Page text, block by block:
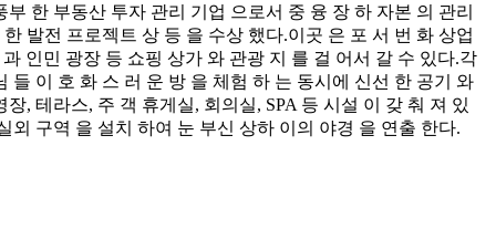
한 부동산 투자 관리 기업 으로서 중 융 장 하 자본 의 관리
발전 프로젝트 상 등 을 수상 했다.이곳 은 포 서 번 화 상업
인민 광장 등 쇼핑 상가 와 관광 지 를 걸 어서 갈 수 있다.각
이 호 화 스 러 운 방 을 체험 하 는 동시에 신선 한 공기 와
, 테라스, 주 객 휴게실, 회의실, SPA 등 시설 이 갖 춰 져 있
구역 을 설치 하여 눈 부신 상하 이의 야경 을 연출 한다.